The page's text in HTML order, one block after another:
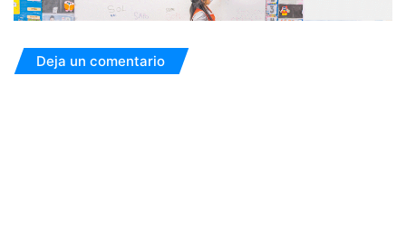
Deja un comentario